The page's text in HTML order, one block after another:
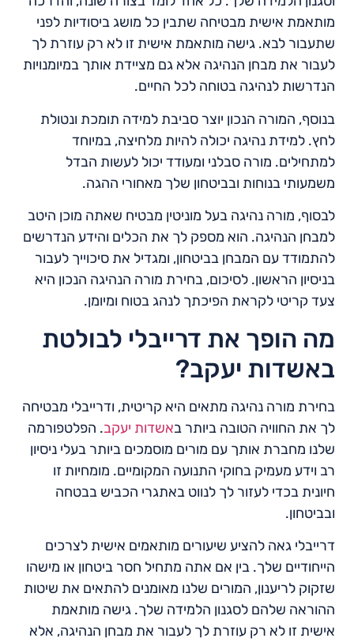
מותאמת אישית מבטיחה שתבין כל מושג ביסודיות לפני
שתעבור לבא. גישה מותאמת אישית זו לא רק עוזרת לך
לעבור את מבחן הנהיגה אלא גם מציידת אותך במיומנויות
הנדרשות לנהיגה בטוחה לכל החיים.
בנוסף, המורה הנכון יוצר סביבת למידה תומכת ונטולת
לחץ. למידת נהיגה יכולה להיות מלחיצה, במיוחד
למתחילים. מורה סבלני ומעודד יכול לעשות הבדל
משמעותי בנוחות ובביטחון שלך מאחורי ההגה.
לבסוף, מורה נהיגה בעל מוניטין מבטיח שאתה מוכן היטב
למבחן הנהיגה. הוא מספק לך את הכלים והידע הנדרשים
להתמודד עם המבחן בביטחון, ומגדיל את סיכוייך לעבור
בניסיון הראשון. לסיכום, בחירת מורה הנהיגה הנכון היא
צעד קריטי לקראת הפיכתך לנהג בטוח ומיומן.
מה הופך את דרייבלי לבולטת
באשדות יעקב?
בחירת מורה נהיגה מתאים היא קריטית, ודרייבלי מבטיחה
לך את החוויה הטובה ביותר באשדות יעקב. הפלטפורמה
שלנו מחברת אותך עם מורים מוסמכים ביותר בעלי ניסיון
רב וידע מעמיק בחוקי התנועה המקומיים. מומחיות זו
חיונית בכדי לעזור לך לנווט באתגרי הכביש בבטחה
ובביטחון.
דרייבלי גאה להציע שיעורים מותאמים אישית לצרכים
הייחודיים שלך. בין אם אתה מתחיל חסר ביטחון או מישהו
שזקוק לריענון, המורים שלנו מאומנים להתאים את שיטות
ההוראה שלהם לסגנון הלמידה שלך. גישה מותאמת
אישית זו לא רק עוזרת לך לעבור את מבחן הנהיגה, אלא